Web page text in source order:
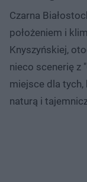
Czarna
położeniem i
Knyszyńskiej,
nieco scenerię z
miejsce dla
naturą i